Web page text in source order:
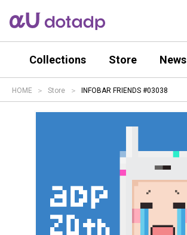
Collections Store News
HOME Store INFOBAR FRIENDS #03038